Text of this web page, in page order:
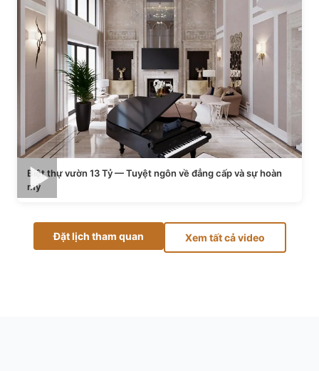
Biệt thự vườn 13 Tỷ — Tuyệt ngôn về đẳng cấp và sự hoàn
mỹ
Đặt lịch tham quan Xem tất cả video